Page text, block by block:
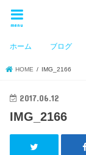
menu
ホーム ブログ
HOME IMG_2166
2017.06.12
IMG_2166